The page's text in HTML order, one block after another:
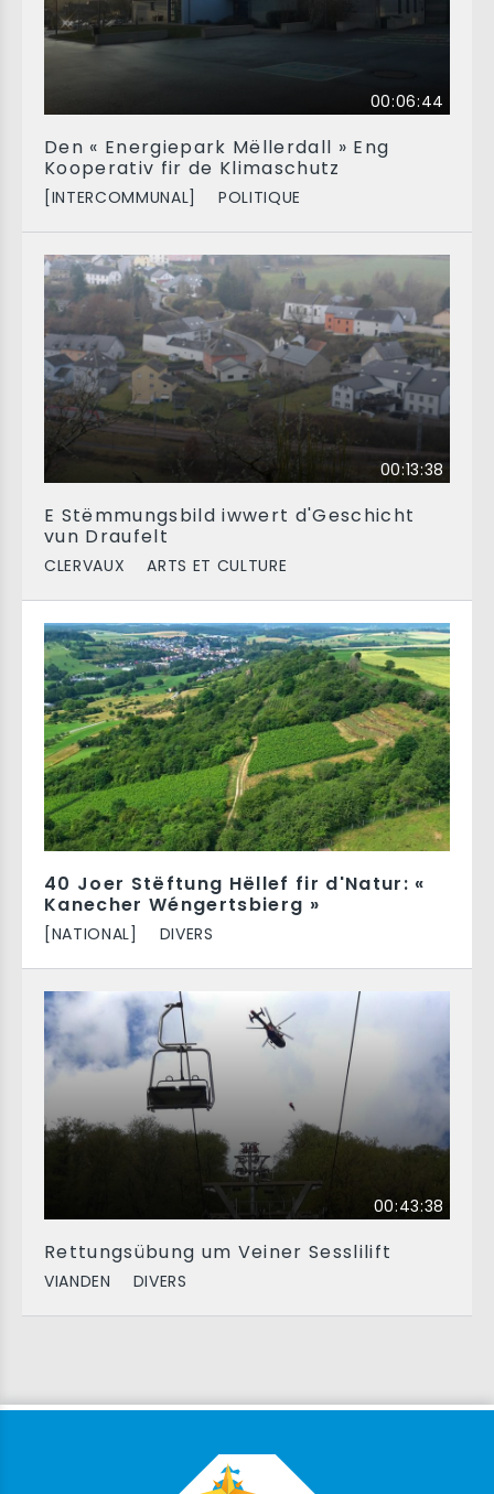
00:06:44
Den « Energiepark Mëllerdall » Eng
Kooperativ fir de Klimaschutz
[INTERCOMMUNAL] POLITIQUE
00:13:38
E Stëmmungsbild iwwert d'Geschicht
vun Draufelt
CLERVAUX ARTS ET CULTURE
40 Joer Stëftung Hëllef fir d'Natur: «
Kanecher Wéngertsbierg »
[NATIONAL] DIVERS
00:43:38
Rettungsübung um Veiner Sesslilift
VIANDEN DIVERS